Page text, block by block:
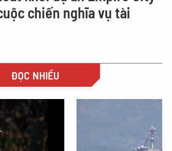
chiến nghĩa vụ tài
ĐỌC NHIỀU